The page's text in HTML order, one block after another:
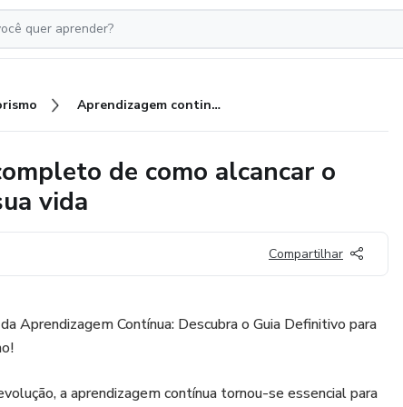
Aprendizagem continua: Guia completo de como alcancar o sucesso em todas as áreas da sua vida
de como alcancar o
vida
Compartilhar
Aprendizagem Contínua: Descubra o Guia Definitivo para
a aprendizagem contínua tornou-se essencial para